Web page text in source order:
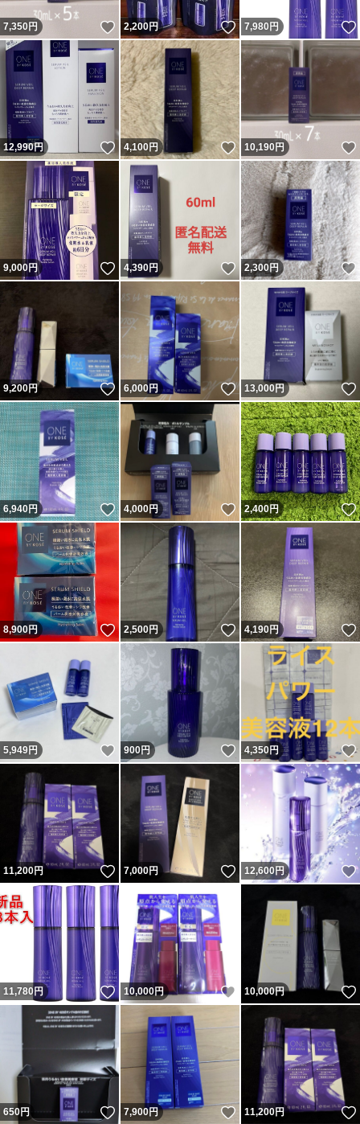
7,350円 いいね！
2,200円 いいね！
7,980 円
12,990円 いいね！
4,100円 いいね！
10,190円
9,000円 いいね！
4,390円 いいね！
2,300円
9,200円 いいね！
6,000円 いいね！
13,000円
6,940円 いいね！
4,000円 いいね！
2,400円
8,900円 いいね！
2,500円 いいね！
4,190円
5,949円 いいね！
900円 いいね！
4,350円
11,200円 いいね！
7,000円 いいね！
12,600円
11,780円 いいね！
10,000円 いいね！
10,000円
650円 いいね！
7,900円 いいね！
11,200円